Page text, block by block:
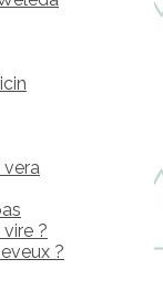
vera
?
?